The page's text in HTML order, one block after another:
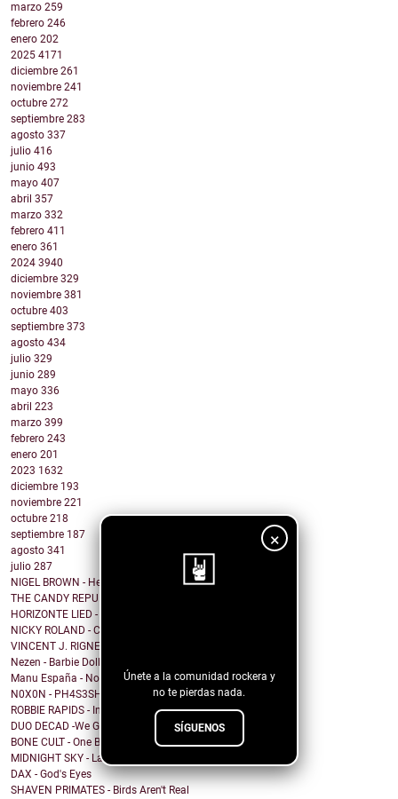
×
Únete a la comunidad rockera y
no te pierdas nada.
SÍGUENOS
marzo 259
febrero 246
enero 202
2025 4171
diciembre 261
noviembre 241
octubre 272
septiembre 283
agosto 337
julio 416
junio 493
mayo 407
abril 357
marzo 332
febrero 411
enero 361
2024 3940
diciembre 329
noviembre 381
octubre 403
septiembre 373
agosto 434
julio 329
junio 289
mayo 336
abril 223
marzo 399
febrero 243
enero 201
2023 1632
diciembre 193
noviembre 221
octubre 218
septiembre 187
agosto 341
julio 287
NIGEL BROWN - Here Comes The Truth
THE CANDY REPUBLIC - I do not write love songs
HORIZONTE LIED - Memorias de Crónicas Futuras [Rem...
NICKY ROLAND - Carried Away
VINCENT J. RIGNEY - Beautiful Human
Nezen - Barbie Doll
Manu España - No me importa cómo voy a acabar
N0X0N - PH4S3SH1FT
ROBBIE RAPIDS - In Our House
DUO DECAD -We Got It All Worked Out
BONE CULT - One By One
MIDNIGHT SKY - Last Hope for the Modern World
DAX - God's Eyes
SHAVEN PRIMATES - Birds Aren't Real